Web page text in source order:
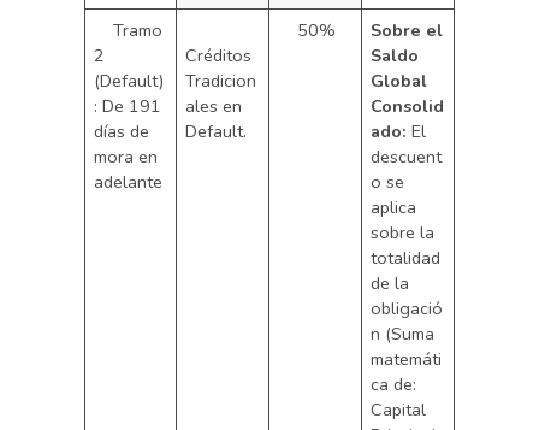
Tramo
2
(Default)
: De 191
días de
mora en
adelante
Créditos
Tradicion
ales en
Default.
50%
Sobre el
Saldo
Global
Consolid
ado:El
descuent
o se
aplica
sobre la
totalidad
de la
obligació
n (Suma
matemáti
ca de:
Capital